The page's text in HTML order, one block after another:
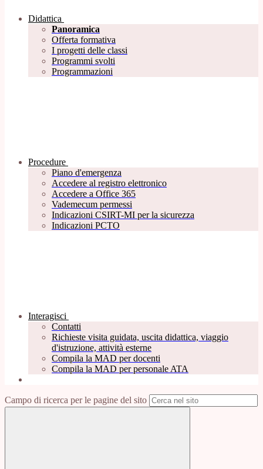
Didattica
Panoramica
Offerta formativa
I progetti delle classi
Programmi svolti
Programmazioni
Procedure
Piano d'emergenza
Accedere al registro elettronico
Accedere a Office 365
Vademecum permessi
Indicazioni CSIRT-MI per la sicurezza
Indicazioni PCTO
Interagisci
Contatti
Richieste visita guidata, uscita didattica, viaggio
d'istruzione, attività esterne
Compila la MAD per docenti
Compila la MAD per personale ATA
Campo di ricerca per le pagine del sito